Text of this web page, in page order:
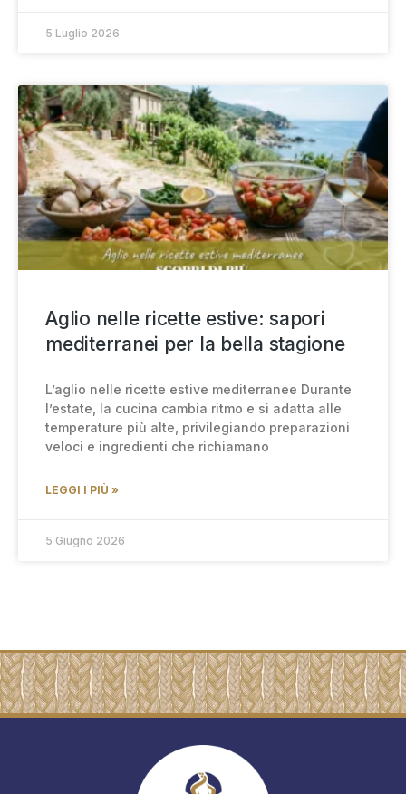
5 Luglio 2026
Aglio nelle ricette estive: sapori
mediterranei per la bella stagione
L’aglio nelle ricette estive mediterranee Durante
l’estate, la cucina cambia ritmo e si adatta alle
temperature più alte, privilegiando preparazioni
veloci e ingredienti che richiamano
LEGGI I PIÙ »
5 Giugno 2026